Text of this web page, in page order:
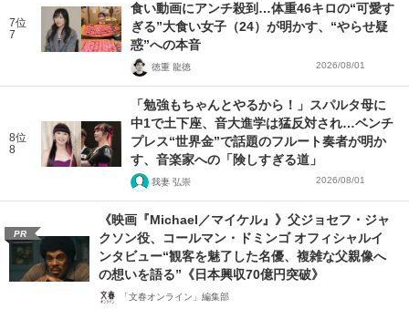
7位
7
食い動画にアンチ殺到…体重46キロの“可愛す
ぎる”大食い女子（24）が明かす、“やらせ疑
惑”への本音
徳重 龍徳 2026/08/01
8位
8
「勉強もちゃんとやるから！」スパルタ母に
中1で土下座、音大進学は猛反対され…ベンチ
プレス“世界金”で話題のフルート奏者が明か
す、音楽家への「険しすぎる道」
我妻 弘崇 2026/08/01
PR
《映画『Michael／マイケル』》父ジョセフ・ジャ
クソン役、コールマン・ドミンゴ オフィシャルイ
ンタビュー“観客を魅了した名優、複雑な父親像へ
の想いを語る”《日本興収70億円突破》
「文春オンライン」編集部